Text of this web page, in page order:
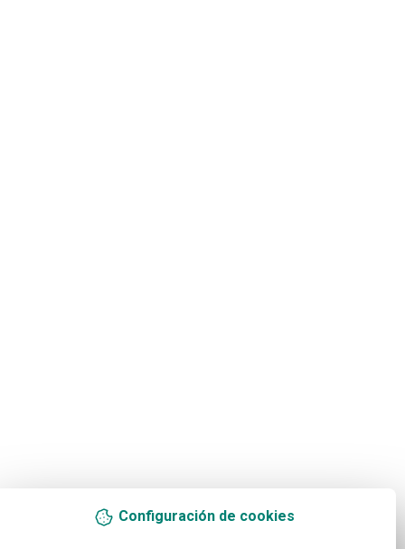
Configuración de cookies